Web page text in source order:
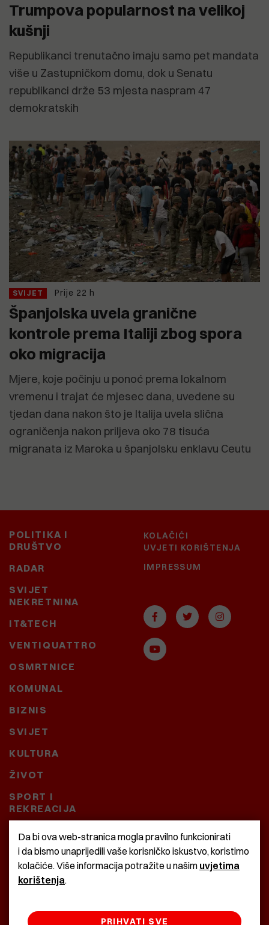
Trumpova popularnost na velikoj
kušnji
Republikanci trenutačno imaju samo pet mandata
više u Zastupničkom domu, dok u Senatu
republikanci drže 53 mjesta naspram 47
demokratskih
SVIJET Prije 22 h
Španjolska uvela granične
kontrole prema Italiji zbog spora
oko migracija
Mjere, koje počinju u ponoć prema lokalnom
vremenu i trajat će mjesec dana, uvedene su
tjedan dana nakon što je Italija uvela slična
ograničenja nakon priljeva oko 78 tisuća
migranata iz Maroka u španjolsku enklavu Ceutu
POLITIKA I
DRUŠTVO
RADAR
SVIJET
NEKRETNINA
IT&TECH
VENTIQUATTRO
OSMRTNICE
KOMUNAL
BIZNIS
SVIJET
KULTURA
ŽIVOT
SPORT I
REKREACIJA
CRNA KRONIKA
BAŠTARDINI I PRAVI
KRASNA ZEMLJA
KOLAČIĆI
UVJETI KORIŠTENJA
IMPRESSUM
Da bi ova web-stranica mogla pravilno funkcionirati
i da bismo unaprijedili vaše korisničko iskustvo, koristimo
kolačiće. Više informacija potražite u našim uvjetima
korištenja.
PRIHVATI SVE